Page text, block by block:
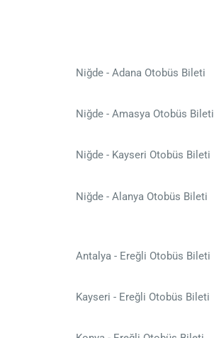
Niğde - Adana Otobüs Bileti
Niğde - Amasya Otobüs Bileti
Niğde - Kayseri Otobüs Bileti
Niğde - Alanya Otobüs Bileti
Antalya - Ereğli Otobüs Bileti
Kayseri - Ereğli Otobüs Bileti